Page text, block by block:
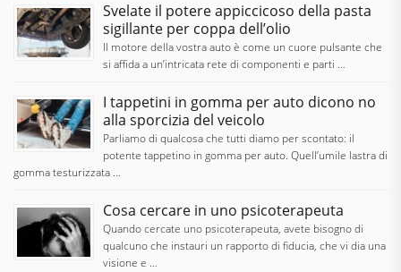
Svelate il potere appiccicoso della pasta
sigillante per coppa dell’olio
Il motore della vostra auto è come un cuore pulsante che
si affida a un’intricata rete di componenti e parti …
I tappetini in gomma per auto dicono no
alla sporcizia del veicolo
Parliamo di qualcosa che tutti diamo per scontato: il
potente tappetino in gomma per auto. Quell’umile lastra di
gomma testurizzata …
Cosa cercare in uno psicoterapeuta
Quando cercate uno psicoterapeuta, avete bisogno di
qualcuno che instauri un rapporto di fiducia, che vi dia una
visione e …